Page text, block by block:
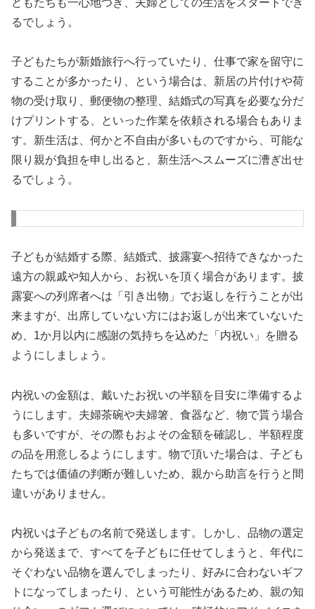
るでしょう。
子どもたちが新婚旅行へ行っていたり、仕事で家を留守に
することが多かったり、という場合は、新居の片付けや荷
物の受け取り、郵便物の整理、結婚式の写真を必要な分だ
けプリントする、といった作業を依頼される場合もありま
す。新生活は、何かと不自由が多いものですから、可能な
限り親が負担を申し出ると、新生活へスムーズに漕ぎ出せ
るでしょう。
子どもが結婚する際、結婚式、披露宴へ招待できなかった
遠方の親戚や知人から、お祝いを頂く場合があります。披
露宴への列席者へは「引き出物」でお返しを行うことが出
来ますが、出席していない方にはお返しが出来ていないた
め、1か月以内に感謝の気持ちを込めた「内祝い」を贈る
ようにしましょう。
内祝いの金額は、戴いたお祝いの半額を目安に準備するよ
うにします。夫婦茶碗や夫婦箸、食器など、物で貰う場合
も多いですが、その際もおよその金額を確認し、半額程度
の品を用意しるようにします。物で頂いた場合は、子ども
たちでは価値の判断が難しいため、親から助言を行うと間
違いがありません。
内祝いは子どもの名前で発送します。しかし、品物の選定
から発送まで、すべてを子どもに任せてしまうと、年代に
そぐわない品物を選んでしまったり、好みに合わないギフ
トになってしまったり、という可能性があるため、親の知